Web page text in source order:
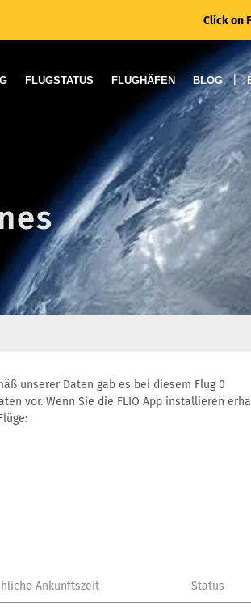
Click on
FLUGSTATUS FLUGHÄFEN BLOG |
unserer Daten gab es bei diesem Flug 0
vor. Wenn Sie die FLIO App installieren
Ankunftszeit Status